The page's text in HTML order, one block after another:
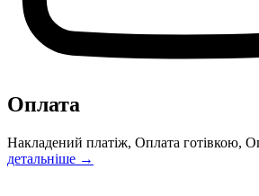
Оплата
Накладений платіж, Оплата готівкою,
детальніше →